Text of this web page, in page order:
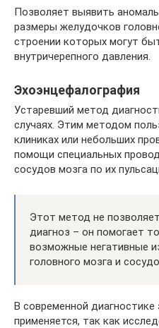
Позволяет выявить
размеры желудочков
строении которых могут
внутричерепного давления.
Эхоэнцефалография
Устаревший метод
случаях. Этим методом
клиниках или небольших
помощи специальных
сосудов мозга по их
Этот метод не
диагноз – он помогает
возможные негативные
головного мозга и
В современной
применяется, так как